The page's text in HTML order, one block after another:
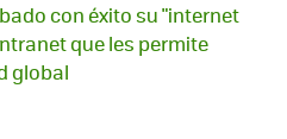
con éxito su "internet
que les permite
global